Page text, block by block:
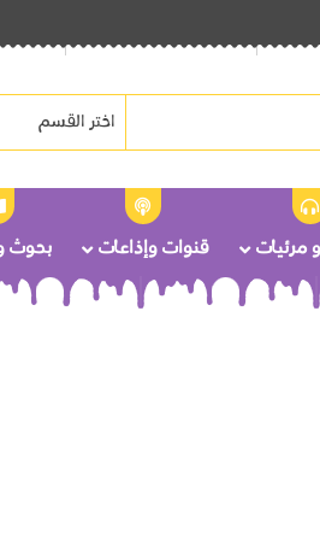
اختر القسم
مرئيات قنوات وإذاعات بحوث